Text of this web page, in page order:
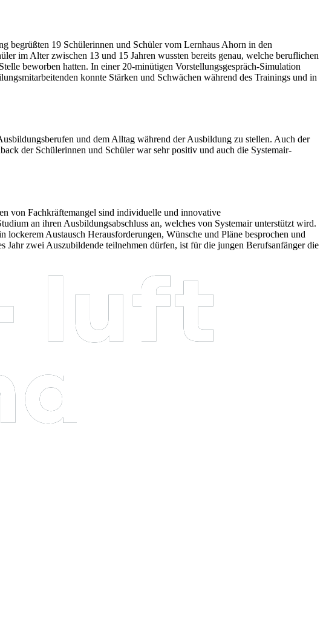
begrüßten 19 Schülerinnen und Schüler vom Lernhaus Ahorn in den
im Alter zwischen 13 und 15 Jahren wussten bereits genau, welche beruflichen
beworben hatten. In einer 20-minütigen Vorstellungsgespräch-Simulation
konnte Stärken und Schwächen während des Trainings und in
und dem Alltag während der Ausbildung zu stellen. Auch der
der Schülerinnen und Schüler war sehr positiv und auch die Systemair-
von Fachkräftemangel sind individuelle und innovative
an ihren Ausbildungsabschluss an, welches von Systemair unterstützt wird.
Austausch Herausforderungen, Wünsche und Pläne besprochen und
zwei Auszubildende teilnehmen dürfen, ist für die jungen Berufsanfänger die